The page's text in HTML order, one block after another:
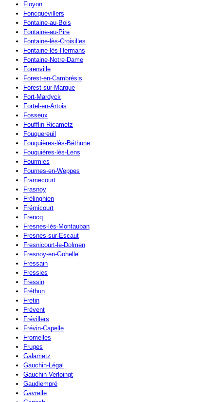
Floyon
Foncquevillers
Fontaine-au-Bois
Fontaine-au-Pire
Fontaine-lès-Croisilles
Fontaine-lès-Hermans
Fontaine-Notre-Dame
Forenville
Forest-en-Cambrésis
Forest-sur-Marque
Fort-Mardyck
Fortel-en-Artois
Fosseux
Foufflin-Ricametz
Fouquereuil
Fouquières-lès-Béthune
Fouquières-lès-Lens
Fourmies
Fournes-en-Weppes
Framecourt
Frasnoy
Frélinghien
Frémicourt
Frencq
Fresnes-lès-Montauban
Fresnes-sur-Escaut
Fresnicourt-le-Dolmen
Fresnoy-en-Gohelle
Fressain
Fressies
Fressin
Fréthun
Fretin
Frévent
Frévillers
Frévin-Capelle
Fromelles
Fruges
Galametz
Gauchin-Légal
Gauchin-Verloingt
Gaudiempré
Gavrelle